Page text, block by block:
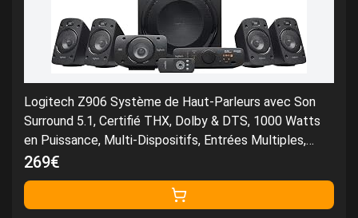
Logitech Z906 Système de Haut-Parleurs avec Son
Surround 5.1, Certifié THX, Dolby & DTS, 1000 Watts
en Puissance, Multi-Dispositifs, Entrées Multiples,
Télécommande, Prise EU/France, PC/PS4/Xbox/TV
269€